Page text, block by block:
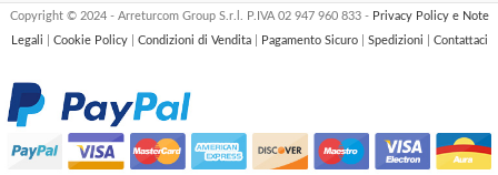
Copyright © 2024 - Arreturcom Group S.r.l. P.IVA 02 947 960 833 - Privacy Policy e Note
Legali
Cookie Policy Condizioni di Vendita Pagamento Sicuro Spedizioni Contattaci